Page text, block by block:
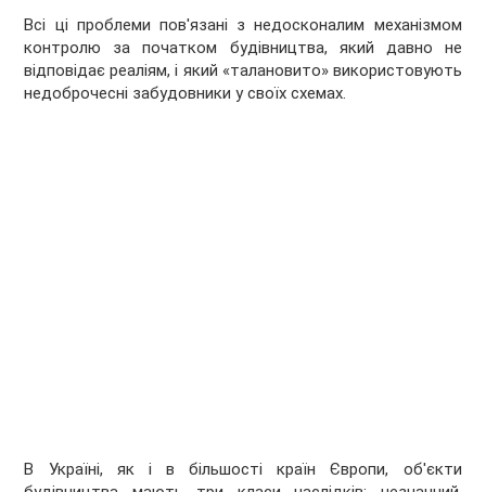
Всі ці проблеми пов'язані з недосконалим механізмом
контролю за початком будівництва, який давно не
відповідає реаліям, і який «талановито» використовують
недоброчесні забудовники у своїх схемах.
В Україні, як і в більшості країн Європи, об'єкти